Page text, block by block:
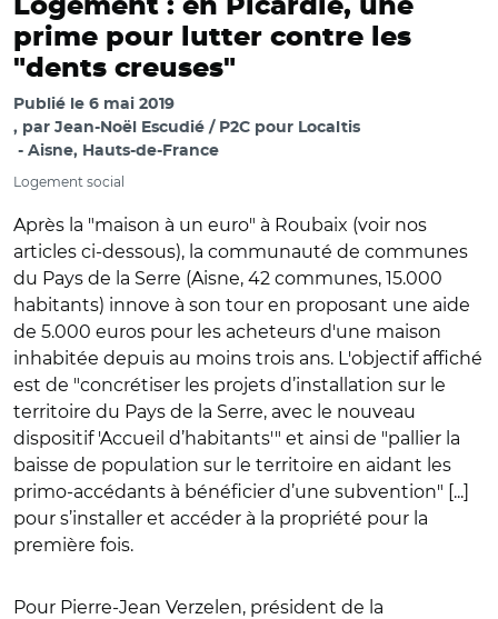
Logement : en Picardie, une
prime pour lutter contre les
"dents creuses"
Publié le 6 mai 2019
par Jean-Noël Escudié / P2C pour Localtis
Aisne, Hauts-de-France
Logement social
Après la "maison à un euro" à Roubaix (voir nos
articles ci-dessous), la communauté de communes
du Pays de la Serre (Aisne, 42 communes, 15.000
habitants) innove à son tour en proposant une aide
de 5.000 euros pour les acheteurs d'une maison
inhabitée depuis au moins trois ans. L'objectif affiché
est de "concrétiser les projets d’installation sur le
territoire du Pays de la Serre, avec le nouveau
dispositif 'Accueil d’habitants'" et ainsi de "pallier la
baisse de population sur le territoire en aidant les
primo-accédants à bénéficier d’une subvention" [...]
pour s’installer et accéder à la propriété pour la
première fois.
Pour Pierre-Jean Verzelen, président de la